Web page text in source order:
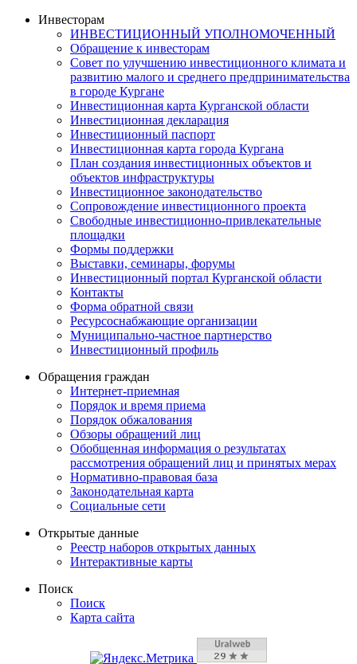
Инвесторам
ИНВЕСТИЦИОННЫЙ УПОЛНОМОЧЕННЫЙ
Обращение к инвесторам
Совет по улучшению инвестиционного климата и
развитию малого и среднего предпринимательства
в городе Кургане
Инвестиционная карта Курганской области
Инвестиционная декларация
Инвестиционный паспорт
Инвестиционная карта города Кургана
План создания инвестиционных объектов и
объектов инфраструктуры
Инвестиционное законодательство
Сопровождение инвестиционного проекта
Свободные инвестиционно-привлекательные
площадки
Формы поддержки
Выставки, семинары, форумы
Инвестиционный портал Курганской области
Контакты
Форма обратной связи
Ресурсоснабжающие организации
Муниципально-частное партнерство
Инвестиционный профиль
Обращения граждан
Интернет-приемная
Порядок и время приема
Порядок обжалования
Обзоры обращений лиц
Обобщенная информация о результатах
рассмотрения обращений лиц и принятых мерах
Нормативно-правовая база
Законодательная карта
Социальные сети
Открытые данные
Реестр наборов открытых данных
Интерактивные карты
Поиск
Поиск
Карта сайта